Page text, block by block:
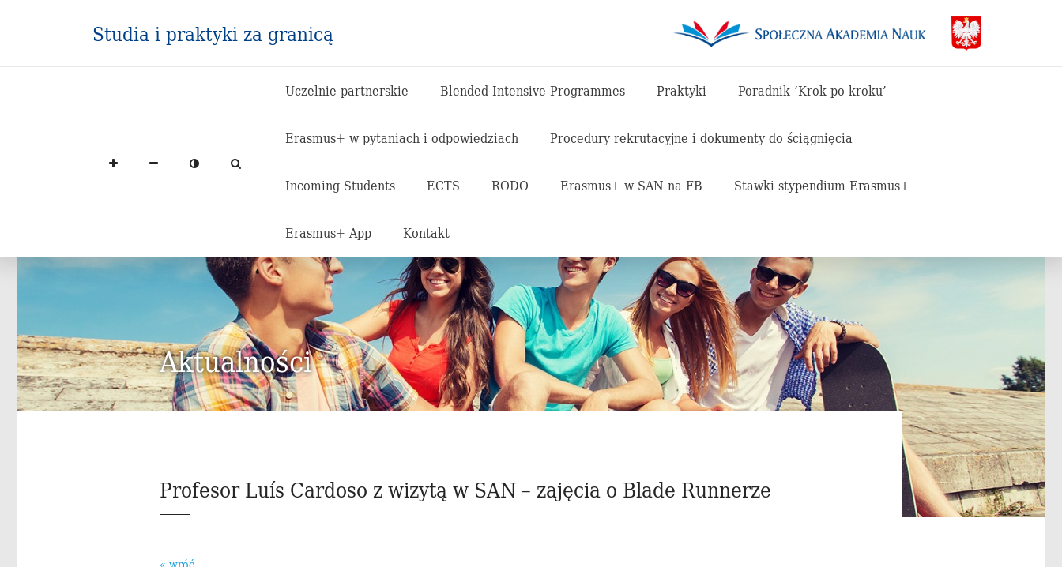
Studia i praktyki za granicą
Uczelnie partnerskie Blended Intensive Programmes Praktyki Poradnik ‘Krok po kroku’
Erasmus+ w pytaniach i odpowiedziach Procedury rekrutacyjne i dokumenty do ściągnięcia
Incoming Students ECTS RODO Erasmus+ w SAN na FB Stawki stypendium Erasmus+
Erasmus+ App Kontakt
Strona główna
Aktualności
Profesor Luís Cardoso z wizytą w SAN – zajęcia o Blade Runnerze